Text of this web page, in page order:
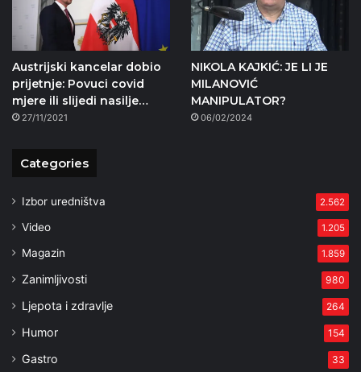
Austrijski kancelar dobio
prijetnje: Povuci covid
mjere ili slijedi nasilje…
27/11/2021
NIKOLA KAJKIĆ: JE LI JE
MILANOVIĆ
MANIPULATOR?
06/02/2024
Categories
Izbor uredništva 2.562
Video 1.205
Magazin 1.859
Zanimljivosti 980
Ljepota i zdravlje 264
Humor 154
Gastro 33